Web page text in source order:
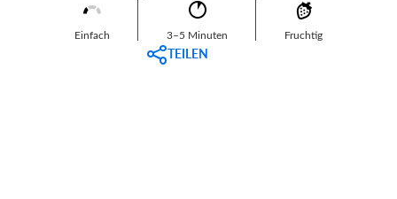
Einfach 3–5 Minuten Fruchtig
TEILEN